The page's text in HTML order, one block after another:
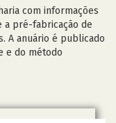
com informações
a pré-fabricação de
A anuário é publicado
e do método